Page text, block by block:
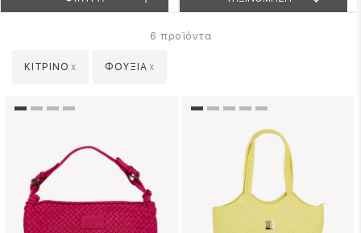
6 προϊόντα
ΚΙΤΡΙΝΟ x ΦΟΥΞΙΑ x